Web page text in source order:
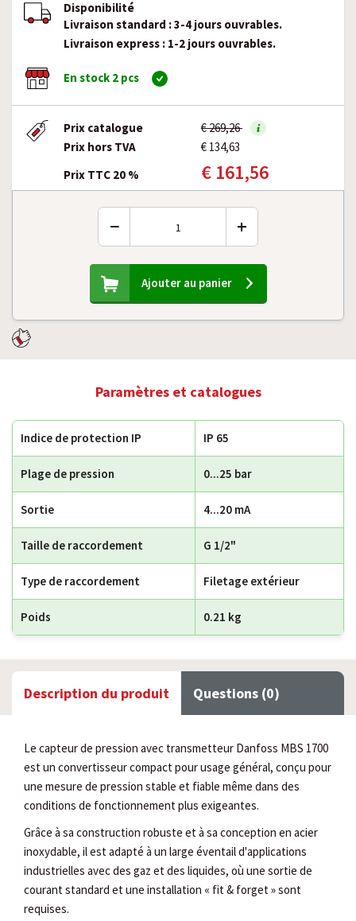
Disponibilité
Livraison standard : 3-4 jours ouvrables.
Livraison express : 1-2 jours ouvrables.
En stock 2 pcs
Prix catalogue
€ 269,26
Prix hors TVA
€ 134,63
Prix TTC 20 %
€ 161,56
− +
Ajouter au panier
Paramètres et catalogues
Indice de protection IP IP 65
Plage de pression 0...25 bar
Sortie 4...20 mA
Taille de raccordement G 1/2"
Type de raccordement Filetage extérieur
Poids 0.21 kg
Description du produit Questions (0)
Le capteur de pression avec transmetteur Danfoss MBS 1700
est un convertisseur compact pour usage général, conçu pour
une mesure de pression stable et fiable même dans des
conditions de fonctionnement plus exigeantes.
Grâce à sa construction robuste et à sa conception en acier
inoxydable, il est adapté à un large éventail d'applications
industrielles avec des gaz et des liquides, où une sortie de
courant standard et une installation « fit & forget » sont
requises.